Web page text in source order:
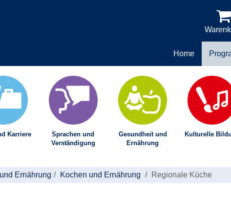
Home
Karriere
Sprachen und
Verständigung
Gesundheit und
Ernährung
Kulturelle
Ernährung Kochen und Ernährung Regionale Küche